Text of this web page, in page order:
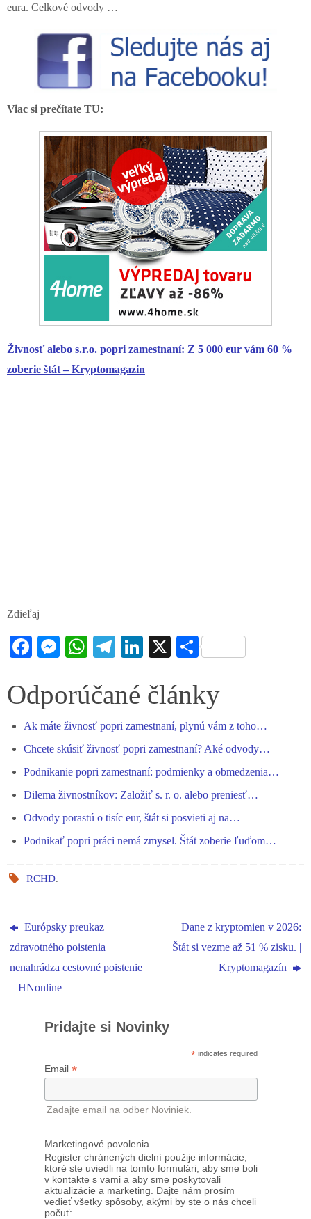
eura. Celkové odvody …
Viac si prečítate TU:
Živnosť alebo s.r.o. popri zamestnaní: Z 5 000 eur vám 60 %
zoberie štát – Kryptomagazin
Zdieľaj
Fa
bo
ok
M
se
er
W
ts
pp
Te
gr
m
Li
ed
X S
re
Odporúčané články
Ak máte živnosť popri zamestnaní, plynú vám z toho…
Chcete skúsiť živnosť popri zamestnaní? Aké odvody…
Podnikanie popri zamestnaní: podmienky a obmedzenia…
Dilema živnostníkov: Založiť s. r. o. alebo preniesť…
Odvody porastú o tisíc eur, štát si posvieti aj na…
Podnikať popri práci nemá zmysel. Štát zoberie ľuďom…
RCHD.
Európsky preukaz
zdravotného poistenia
nenahrádza cestovné poistenie
– HNonline
Dane z kryptomien v 2026:
Štát si vezme až 51 % zisku. |
Kryptomagazín
Pridajte si Novinky
* indicates required
Email *
Zadajte email na odber Noviniek.
Marketingové povolenia
Register chránených dielní použije informácie,
ktoré ste uviedli na tomto formulári, aby sme boli
v kontakte s vami a aby sme poskytovali
aktualizácie a marketing. Dajte nám prosím
vedieť všetky spôsoby, akými by ste o nás chceli
počuť: